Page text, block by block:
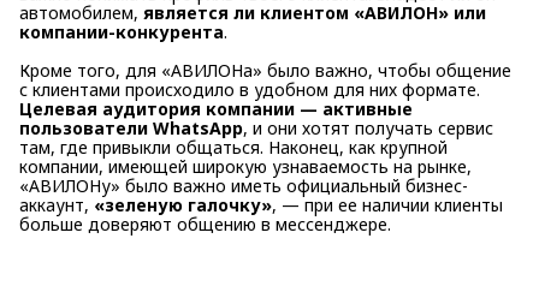
автомобилем, является ли клиентом «АВИЛОН» или
компании-конкурента.
Кроме того, для «АВИЛОНа» было важно, чтобы общение
с клиентами происходило в удобном для них формате.
Целевая аудитория компании — активные
пользователи WhatsApp, и они хотят получать сервис
там, где привыкли общаться. Наконец, как крупной
компании, имеющей широкую узнаваемость на рынке,
«АВИЛОНу» было важно иметь официальный бизнес-
аккаунт, «зеленую галочку», — при ее наличии клиенты
больше доверяют общению в мессенджере.